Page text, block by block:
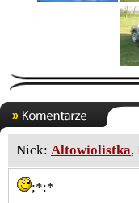
Nick: Altowiolistka,
;*:*